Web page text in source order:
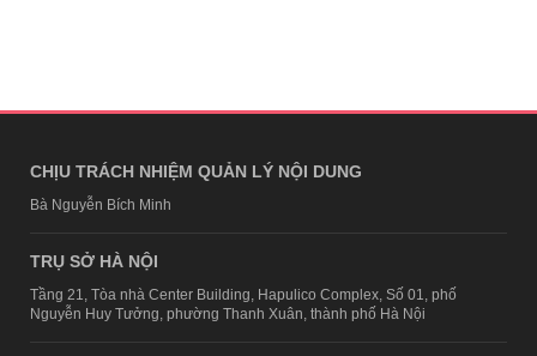
CHỊU TRÁCH NHIỆM QUẢN LÝ NỘI DUNG
Bà Nguyễn Bích Minh
TRỤ SỞ HÀ NỘI
Tầng 21, Tòa nhà Center Building, Hapulico Complex, Số 01, phố
Nguyễn Huy Tưởng, phường Thanh Xuân, thành phố Hà Nội